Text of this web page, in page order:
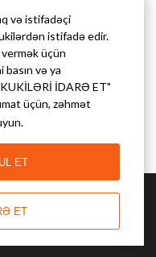
və istifadəçi
istifadə edir.
üçün
və ya
İDARƏ ET"
üçün, zəhmət
ET
ET
2026